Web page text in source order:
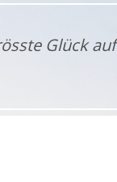
Glück auf